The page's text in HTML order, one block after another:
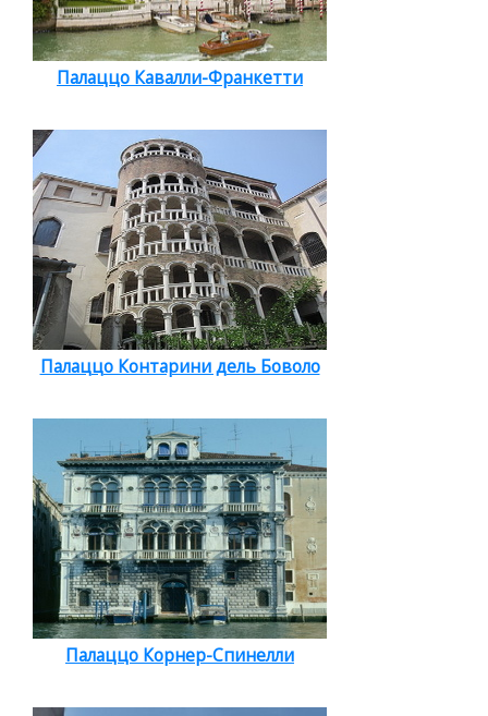
Палаццо Кавалли-Франкетти
Палаццо Контарини дель Боволо
Палаццо Корнер-Спинелли